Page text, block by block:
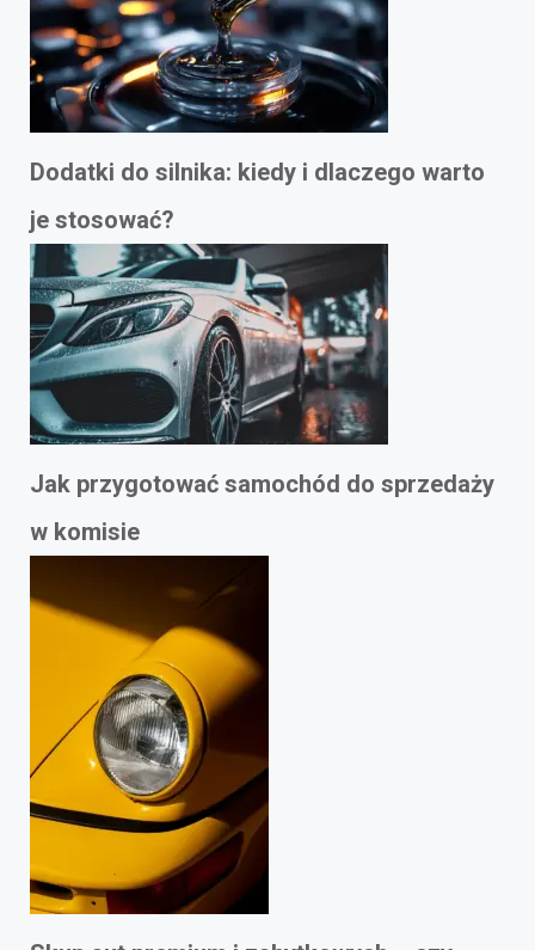
Dodatki do silnika: kiedy i dlaczego warto
je stosować?
Jak przygotować samochód do sprzedaży
w komisie